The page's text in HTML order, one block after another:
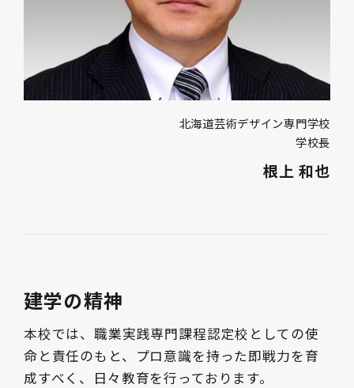
北海道芸術デザイン専門学校
学校長
根上 和也
建学の精神
本校では、職業実践専門課程認定校としての使
命と責任のもと、プロ意識を持った即戦力を育
成すべく、日々教育を行っております。